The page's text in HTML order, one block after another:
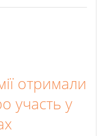
отримали
участь у